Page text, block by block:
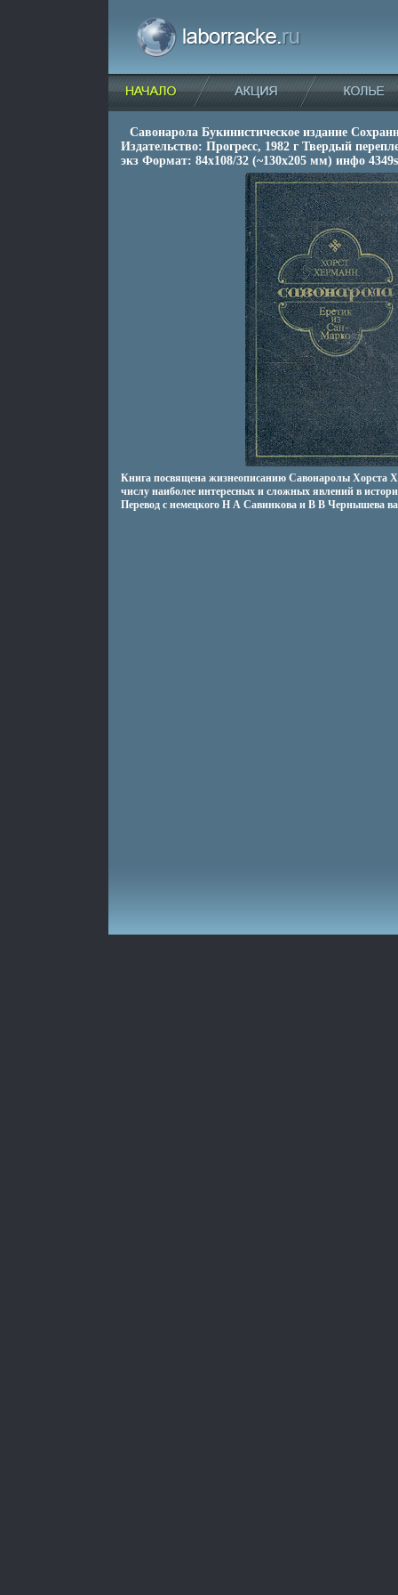
Савонарола Букинистическое издание
Издательство: Прогресс, 1982 г Твердый
экз Формат: 84x108/32 (~130х205 мм) инфо
Книга посвящена жизнеописанию Савонаролы Хорста
числу наиболее интересных и сложных явлений в
Перевод с немецкого Н А Савинкова и В В Чернышева